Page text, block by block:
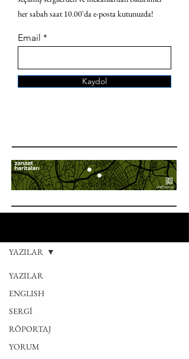
her sabah saat 10.00'da e-posta kutunuzda!
Email
Kaydol
YAZILAR
ENGLISH
SERGİ
RÖPORTAJ
YORUM
YAZILAR